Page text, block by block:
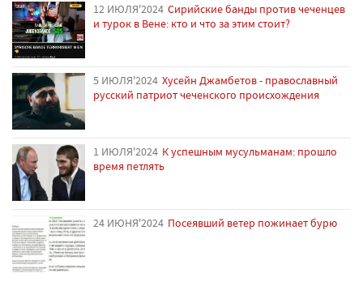
12 ИЮЛЯ'2024 Сирийские банды против чеченцев
и турок в Вене: кто и что за этим стоит?
5 ИЮЛЯ'2024 Хусейн Джамбетов - православный
русский патриот чеченского происхождения
1 ИЮЛЯ'2024 К успешным мусульманам: прошло
время петлять
24 ИЮНЯ'2024 Посеявший ветер пожинает бурю